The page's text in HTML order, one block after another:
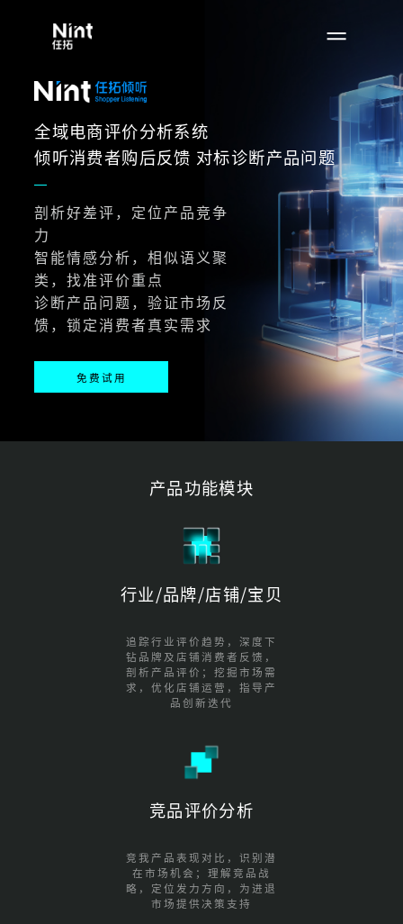
全域电商评价分析系统
倾听消费者购后反馈 对标诊断产品问题
剖析好差评，定位产品竞争
力
智能情感分析，相似语义聚
类，找准评价重点
诊断产品问题，验证市场反
馈，锁定消费者真实需求
免费试用
产品功能模块
行业/品牌/店铺/宝贝
追踪行业评价趋势，深度下
钻品牌及店铺消费者反馈，
剖析产品评价；挖掘市场需
求，优化店铺运营，指导产
品创新迭代
竞品评价分析
竞我产品表现对比，识别潜
在市场机会；理解竞品战
略，定位发力方向，为进退
市场提供决策支持